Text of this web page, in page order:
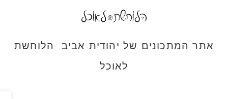
אתר המתכונים של יהודית אביב הלוחשת
לאוכל